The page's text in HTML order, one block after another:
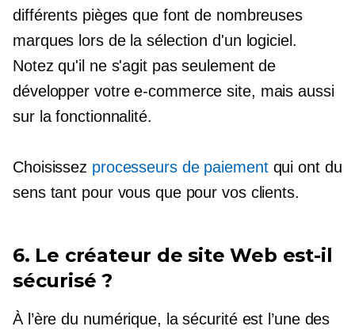
différents pièges que font de nombreuses
marques lors de la sélection d'un logiciel.
Notez qu'il ne s'agit pas seulement de
développer votree-commerce site, mais aussi
sur la fonctionnalité.
Choisissez processeurs de paiementqui ont du
sens tant pour vous que pour vos clients.
6. Le créateur de site Web est-il
sécurisé ?
À l’ère du numérique, la sécurité est l’une des